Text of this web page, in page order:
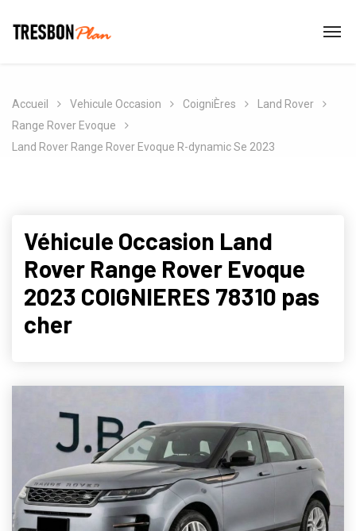
Accueil Vehicule Occasion CoigniÈres
Land Rover
Range Rover Evoque
Land Rover Range Rover Evoque R-dynamic Se 2023
Véhicule Occasion Land
Rover Range Rover Evoque
2023 COIGNIERES 78310 pas
cher